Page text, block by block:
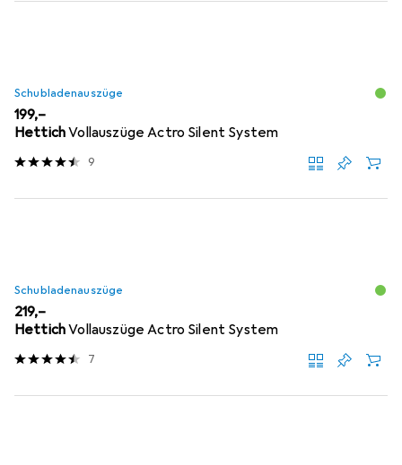
Schubladenauszüge
EUR
199,–
HettichVollauszüge Actro Silent System
9
Schubladenauszüge
EUR
219,–
HettichVollauszüge Actro Silent System
7